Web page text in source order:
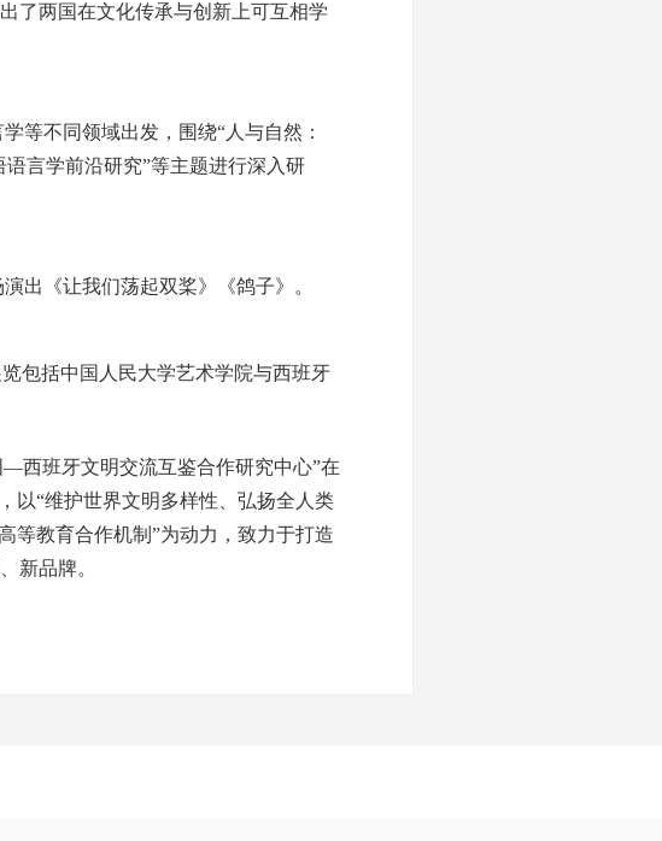
了两国在文化传承与创新上可互相学
等不同领域出发，围绕“人与自然：
语言学前沿研究”等主题进行深入研
出《让我们荡起双桨》《鸽子》。
包括中国人民大学艺术学院与西班牙
西班牙文明交流互鉴合作研究中心”在
以“维护世界文明多样性、弘扬全人类
等教育合作机制”为动力，致力于打造
新品牌。